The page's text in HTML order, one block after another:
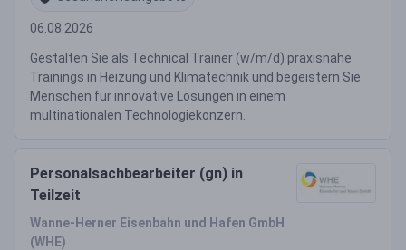
06.08.2026
Gestalten Sie als Technical Trainer (w/m/d) praxisnahe
Trainings in Heizung und Klimatechnik und begeistern Sie
Menschen für innovative Lösungen in einem
multinationalen Technologiekonzern.
Personalsachbearbeiter (gn) in
Teilzeit
Wanne-Herner Eisenbahn und Hafen GmbH
(WHE)